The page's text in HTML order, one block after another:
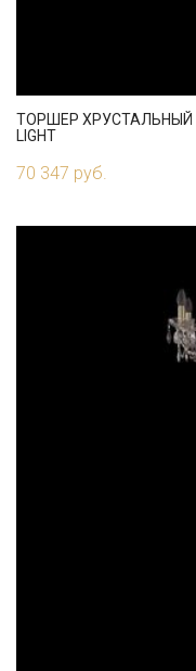
ТОРШЕР ХРУСТАЛЬНЫЙ
LIGHT
70 347 руб.